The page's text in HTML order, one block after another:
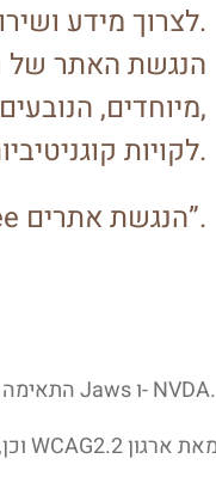
לצרוך מידע ושירותים כללים.
הנגשת האתר של
מיוחדים, הנובעים בין היתר ממוגבלויות מוטוריות שונות,
לקויות קוגניטיביות, קוצר רואי, עיוורון או עיוורון צבעים, לקויות שמיעה וכן אוכלוסייה הנמנית על בני הגיל השלישי.
הנגשת אתר זה בוצעה על ידי חברת הנגשת האתרים “Vee הנגשת אתרים”.
“, התאימה את נגישות האתר לדפדפנים הנפוצים ולשימוש בטלפון הסלולרי ככל הניתן, והשתמשה בבדיקותיה בקוראי מסך מסוג Jaws ו- NVDA.